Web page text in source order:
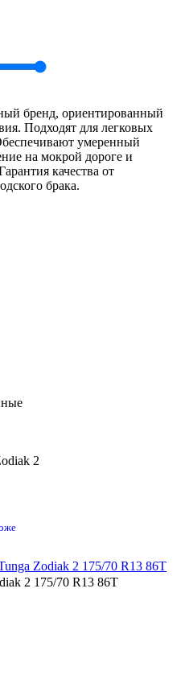
бренд, ориентированный
Подходят для легковых
умеренный
на мокрой дороге и
качества от
брака.
2
2 175/70 R13 86T